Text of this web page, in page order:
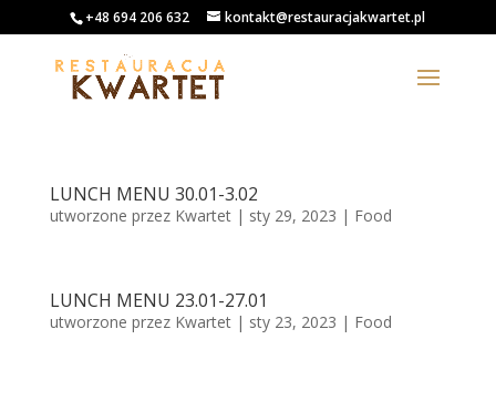
+48 694 206 632 kontakt@restauracjakwartet.pl
LUNCH MENU 30.01-3.02
utworzone przez Kwartet| sty 29, 2023 | Food
LUNCH MENU 23.01-27.01
utworzone przez Kwartet| sty 23, 2023 | Food